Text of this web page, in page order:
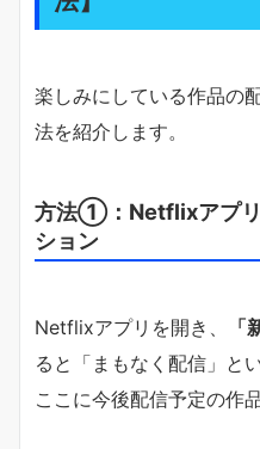
楽しみにしている作品の
法を紹介します。
方法①：Netflixアプリ
ション
Netflixアプリを開き、
ると「まもなく配信」と
ここに今後配信予定の作